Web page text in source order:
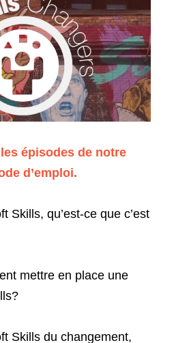
épisodes de notre
d’emploi.
Skills, qu’est-ce que c’est
mettre en place une
Skills du changement,